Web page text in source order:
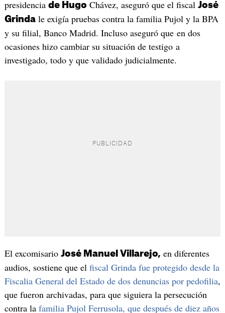
presidencia de Hugo Chávez, aseguró que el fiscal José
Grindale exigía pruebas contra la familia Pujol y la BPA
y su filial, Banco Madrid. Incluso aseguró que en dos
ocasiones hizo cambiar su situación de testigo a
investigado, todo y que validado judicialmente.
El excomisario José Manuel Villarejo, en diferentes
audios, sostiene que el fiscal Grinda fue protegido desde la
Fiscalia General del Estado de dos denuncias por pedofilia,
que fueron archivadas, para que siguiera la persecución
contra la familia Pujol Ferrusola, que después de diez años